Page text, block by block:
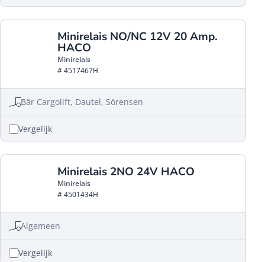
Minirelais NO/NC 12V 20 Amp.
HACO
Minirelais
# 4517467H
Bär Cargolift, Dautel, Sörensen
Vergelijk
Minirelais 2NO 24V HACO
Minirelais
# 4501434H
Algemeen
Vergelijk